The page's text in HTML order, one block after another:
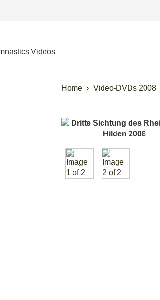
Home Video-DVDs 2008